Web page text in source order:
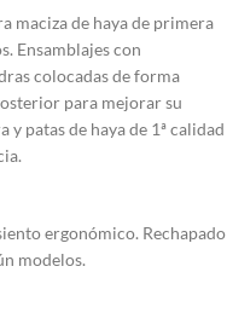
maciza de haya de primera
Ensamblajes con
colocadas de forma
para mejorar su
patas de haya de 1ª calidad
ergonómico. Rechapado
modelos.